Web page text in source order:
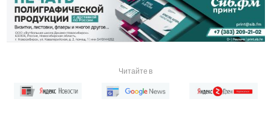
Читайте в